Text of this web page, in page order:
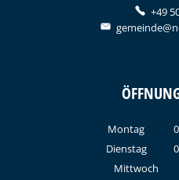
+49
Montag
Dienstag
Mittwoch